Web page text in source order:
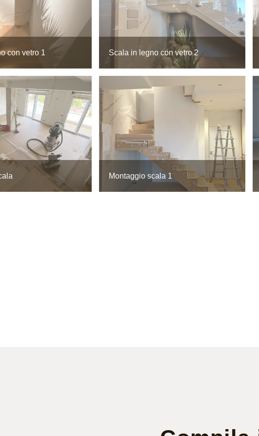
con vetro 1 Scala in legno con vetro 2
Montaggio scala 1